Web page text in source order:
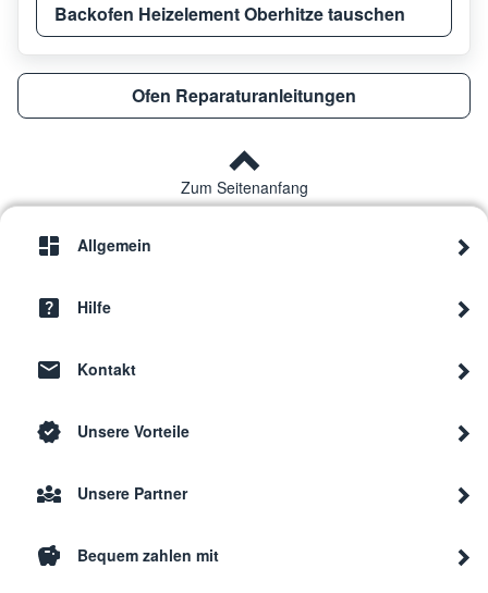
Backofen Heizelement Oberhitze tauschen
Ofen Reparaturanleitungen
Zum Seitenanfang
Allgemein
Hilfe
Kontakt
Unsere Vorteile
Unsere Partner
Bequem zahlen mit